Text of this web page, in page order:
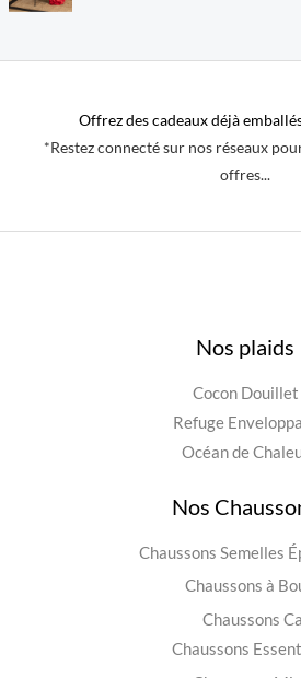
Offrez des cadeaux déjà
*Restez connecté sur nos réseaux
offres...
Nos plaids
Cocon Douillet
Refuge
Océan de
Nos
Chaussons Semelles
Chaussons à
Chaussons
Chaussons